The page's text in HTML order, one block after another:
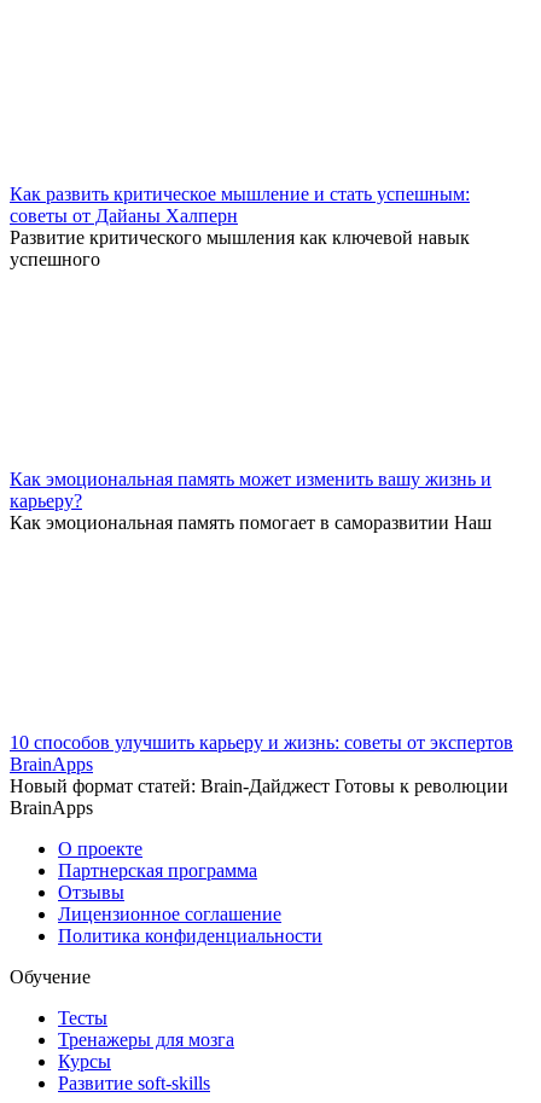
Как развить критическое мышление и стать успешным:
советы от Дайаны Халперн
Развитие критического мышления как ключевой навык
успешного
Как эмоциональная память может изменить вашу жизнь и
карьеру?
Как эмоциональная память помогает в саморазвитии Наш
10 способов улучшить карьеру и жизнь: советы от экспертов
BrainApps
Новый формат статей: Brain-Дайджест Готовы к революции
BrainApps
О проекте
Партнерская программа
Отзывы
Лицензионное соглашение
Политика конфиденциальности
Обучение
Тесты
Тренажеры для мозга
Курсы
Развитие soft-skills